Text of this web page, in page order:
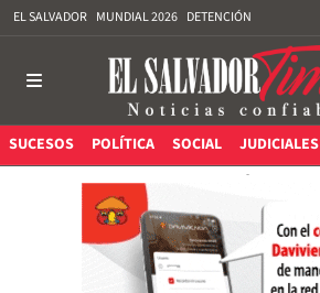
EL SALVADOR MUNDIAL 2026 DETENCIÓN
SUCESOS POLÍTICA SOCIAL JUDICIALES